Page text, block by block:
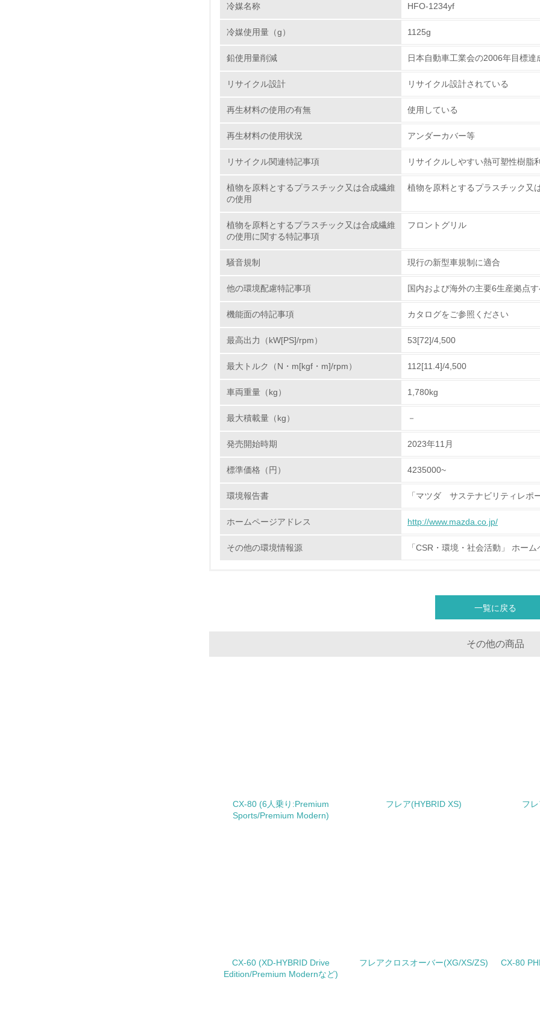
包装・物流
非該当（包装・物流を必要とする業務を行っていない）
15. <L1> 環境負荷ができるだけ小さい包装・梱包を行っている
16. <L2> 環境負荷ができるだけ小さい物流を行っている
非該当（化学物質を使用していない）
廃棄物
19. <L1> 廃棄物の発生量の削減及びリサイクルの推進、適正処理を
20. <L2> 発生する廃棄物の量と種類を把握し、具体的な削減・リサ
購入、原材料のトレーサビリティの確認等）を行っている
3.社会面の取り組み
<L1> 「人権・労働等」に関する方針、規定等を持っている
<L1> 「情報セキュリティ」に関する方針、規定等を持っている
29. <L2>「３．社会面の取り組み」に関する現状の数値や目標値を
由記載
冷媒名称 HFO-1234yf
冷媒使用量（g） 1125g
鉛使用量削減 日本自動車工業会の2006年目標達
リサイクル設計 リサイクル設計されている
再生材料の使用の有無 使用している
再生材料の使用状況 アンダーカバー等
リサイクル関連特記事項 リサイクルしやすい熱可塑性樹脂
植物を原料とするプラスチック又は合成繊維
の使用
植物を原料とするプラスチック又
植物を原料とするプラスチック又は合成繊維
の使用に関する特記事項
フロントグリル
騒音規制 現行の新型車規制に適合
他の環境配慮特記事項 国内および海外の主要6生産拠点
機能面の特記事項 カタログをご参照ください
最高出力（kW[PS]/rpm） 53[72]/4,500
最大トルク（N・m[kgf・m]/rpm） 112[11.4]/4,500
車両重量（kg） 1,780kg
最大積載量（kg） －
発売開始時期 2023年11月
標準価格（円） 4235000~
環境報告書 「マツダ サステナビリティレポ
ホームページアドレス http://www.mazda.co.jp/
その他の環境情報源 「CSR・環境・社会活動」 ホーム
一覧に戻る
その他の商品
CX-80 (6人乗り:Premium
Sports/Premium Modern)
フレア(HYBRID XS) フ
CX-60 (XD-HYBRID Drive
Edition/Premium Modernなど)
フレアクロスオーバー(XG/XS/ZS)
CX-80